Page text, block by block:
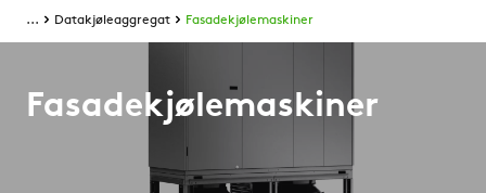
... Datakjøleaggregat Fasadekjølemaskiner
Fasadekjølemaskiner